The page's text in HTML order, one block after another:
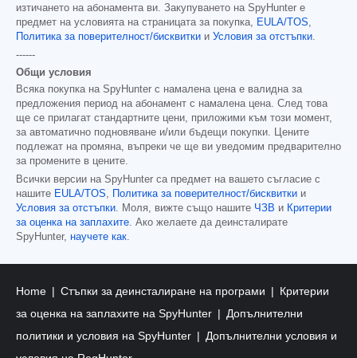
изтичането на абонамента ви. Закупуването на SpyHunter е
предмет на условията на страницата за покупка,
EULA/TOS
Политика за поверителност/бисквитки и Условия за отстъпки
------
Общи условия
Всяка покупка на SpyHunter с намалена цена е валидна за
предложения период на абонамент с намалена цена. След това
ще се прилагат стандартните цени, приложими към този момент,
за автоматично подновяване и/или бъдещи покупки. Цените
подлежат на промяна, въпреки че ще ви уведомим предварително
за промените в цените.
Всички версии на SpyHunter са предмет на вашето съгласие с
нашите EULA/TOS Политика за поверителност/бисквитки и
Условия за отстъпки . Моля, вижте също нашите ЧЗВ и Критерии
за оценка на заплахите . Ако желаете да деинсталирате
SpyHunter, научете как
Home Стъпки за деинсталиране на програми
Критерии
за оценка на заплахите на SpyHunter
Допълнителни
политики и условия на SpyHunter
Допълнителни условия и